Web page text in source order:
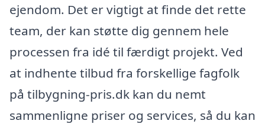
ejendom. Det er vigtigt at finde det rette
team, der kan støtte dig gennem hele
processen fra idé til færdigt projekt. Ved
at indhente tilbud fra forskellige fagfolk
på tilbygning-pris.dk kan du nemt
sammenligne priser og services, så du kan